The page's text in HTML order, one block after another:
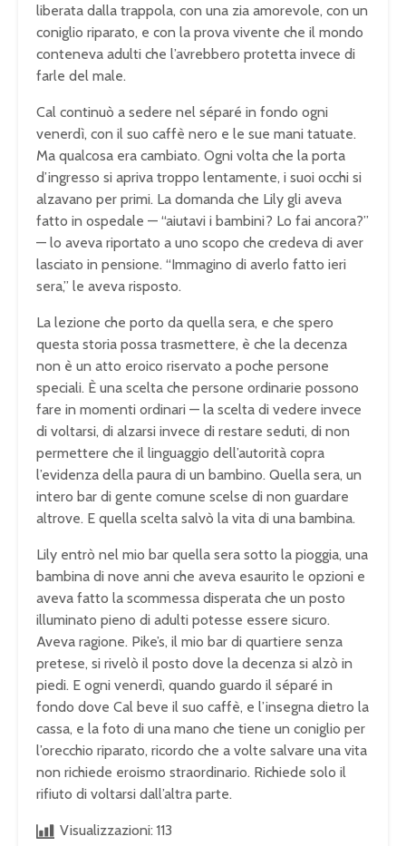
liberata dalla trappola, con una zia amorevole, con un
coniglio riparato, e con la prova vivente che il mondo
conteneva adulti che l’avrebbero protetta invece di
farle del male.
Cal continuò a sedere nel séparé in fondo ogni
venerdì, con il suo caffè nero e le sue mani tatuate.
Ma qualcosa era cambiato. Ogni volta che la porta
d’ingresso si apriva troppo lentamente, i suoi occhi si
alzavano per primi. La domanda che Lily gli aveva
fatto in ospedale — “aiutavi i bambini? Lo fai ancora?”
— lo aveva riportato a uno scopo che credeva di aver
lasciato in pensione. “Immagino di averlo fatto ieri
sera,” le aveva risposto.
La lezione che porto da quella sera, e che spero
questa storia possa trasmettere, è che la decenza
non è un atto eroico riservato a poche persone
speciali. È una scelta che persone ordinarie possono
fare in momenti ordinari — la scelta di vedere invece
di voltarsi, di alzarsi invece di restare seduti, di non
permettere che il linguaggio dell’autorità copra
l’evidenza della paura di un bambino. Quella sera, un
intero bar di gente comune scelse di non guardare
altrove. E quella scelta salvò la vita di una bambina.
Lily entrò nel mio bar quella sera sotto la pioggia, una
bambina di nove anni che aveva esaurito le opzioni e
aveva fatto la scommessa disperata che un posto
illuminato pieno di adulti potesse essere sicuro.
Aveva ragione. Pike’s, il mio bar di quartiere senza
pretese, si rivelò il posto dove la decenza si alzò in
piedi. E ogni venerdì, quando guardo il séparé in
fondo dove Cal beve il suo caffè, e l’insegna dietro la
cassa, e la foto di una mano che tiene un coniglio per
l’orecchio riparato, ricordo che a volte salvare una vita
non richiede eroismo straordinario. Richiede solo il
rifiuto di voltarsi dall’altra parte.
Visualizzazioni: 113